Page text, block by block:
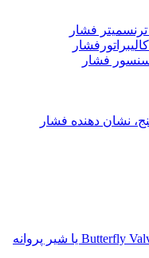
ترنسمیتر فشار
فشار
نشان دهنده فشار
باترفلای ولو Butterfly Valve یا شیر پروانه